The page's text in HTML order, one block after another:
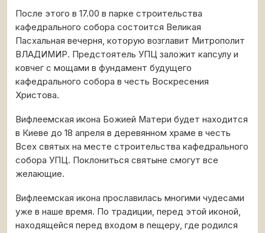
После этого в 17.00 в парке строительства
кафедрального собора состоится Великая
Пасхальная вечерня, которую возглавит Митрополит
ВЛАДИМИР. Предстоятель УПЦ заложит капсулу и
ковчег с мощами в фундамент будущего
кафедрального собора в честь Воскресения
Христова.
Вифлеемская икона Божией Матери будет находится
в Киеве до 18 апреля в деревянном храме в честь
Всех святых на месте строительства кафедрального
собора УПЦ. Поклониться святыне смогут все
желающие.
Вифлеемская икона прославилась многими чудесами
уже в наше время. По традиции, перед этой иконой,
находящейся перед входом в пещеру, где родился